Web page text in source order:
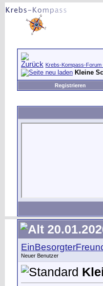
Krebs-Kompass-Forum
Kleine
Registrieren
Neuer Benutzer